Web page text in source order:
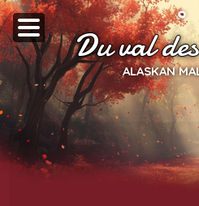
Du val
ALASKAN